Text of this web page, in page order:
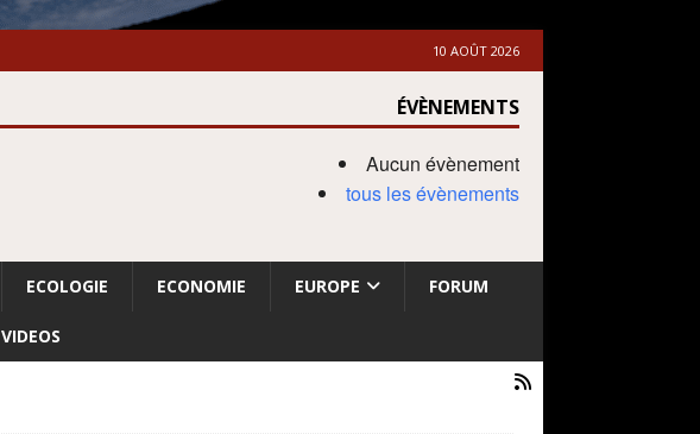
10 AOÛT 2026
ÉVÈNEMENTS
Aucun évènement
tous les évènements
ECOLOGIE ECONOMIE EUROPE FORUM
VIDEOS